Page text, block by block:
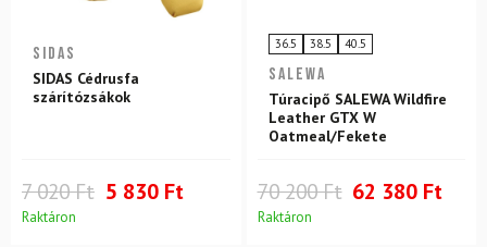
SIDAS
SIDAS Cédrusfa
szárítózsákok
7 020 Ft 5 830 Ft
Raktáron
36.5 38.5 40.5
SALEWA
Túracipő SALEWA Wildfire
Leather GTX W
Oatmeal/Fekete
70 200 Ft 62 380 Ft
Raktáron